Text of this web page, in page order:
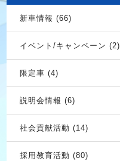
新車情報 (66)
イベント/キャンペーン (2)
限定車 (4)
説明会情報 (6)
社会貢献活動 (14)
採用教育活動 (80)